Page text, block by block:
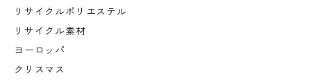
リサイクルポリエステル
リサイクル素材
ヨーロッパ
クリスマス